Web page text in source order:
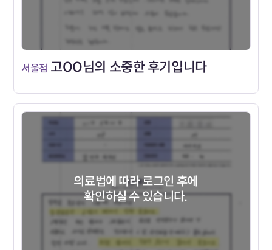
서울점 고OO님의 소중한 후기입니다
의료법에 따라 로그인 후에
확인하실 수 있습니다.